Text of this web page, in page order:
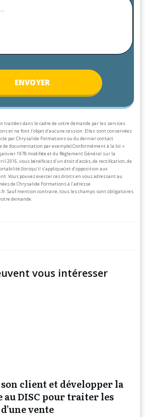
ENVOYER
traitées dans le cadre de votre demande par les services
et ne font l’objet d’aucune cession. Elles sont conservées
par Chrysalide Formations ou du dernier contact
de documentation par exemple).Conformément à la loi «
1978 modifiée et du Règlement Général sur la
2016, vous bénéficiez d’un droit d’accès, de rectification, de
(lorsqu’il s’applique) et d’opposition aux
Vous pouvez exercer ces droits en vous adressant au
de Chrysalide Formations à l’adresse
Sauf mention contraire, tous les champs sont obligatoires
demande.
vous intéresser
client et développer la
au DISC pour traiter les
vente